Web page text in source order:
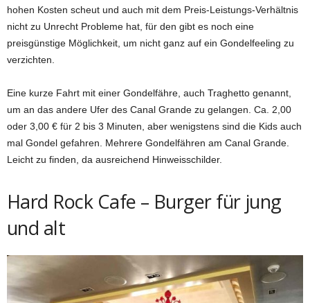
hohen Kosten scheut und auch mit dem Preis-Leistungs-Verhältnis
nicht zu Unrecht Probleme hat, für den gibt es noch eine
preisgünstige Möglichkeit, um nicht ganz auf ein Gondelfeeling zu
verzichten.
Eine kurze Fahrt mit einer Gondelfähre, auch Traghetto genannt,
um an das andere Ufer des Canal Grande zu gelangen. Ca. 2,00
oder 3,00 € für 2 bis 3 Minuten, aber wenigstens sind die Kids auch
mal Gondel gefahren. Mehrere Gondelfähren am Canal Grande.
Leicht zu finden, da ausreichend Hinweisschilder.
Hard Rock Cafe – Burger für jung
und alt